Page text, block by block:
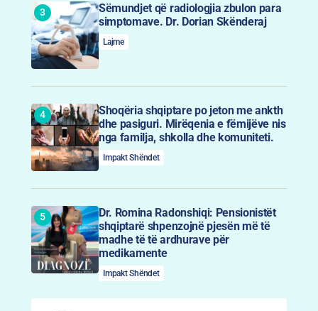
Sëmundjet që radiologjia zbulon para
simptomave. Dr. Dorian Skënderaj
Lajme
Shoqëria shqiptare po jeton me ankth
dhe pasiguri. Mirëqenia e fëmijëve nis
nga familja, shkolla dhe komuniteti.
Impakt Shëndet
Dr. Romina Radonshiqi: Pensionistët
shqiptarë shpenzojnë pjesën më të
madhe të të ardhurave për
medikamente
Impakt Shëndet